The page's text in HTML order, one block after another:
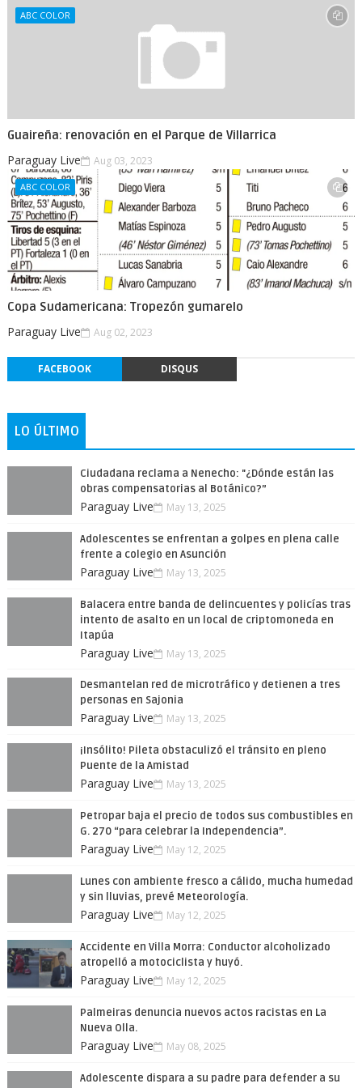
ABC COLOR
Guaireña: renovación en el Parque de Villarrica
Paraguay Live Aug 03, 2023
ABC COLOR
Copa Sudamericana: Tropezón gumarelo
Paraguay Live Aug 02, 2023
FACEBOOK DISQUS
LO ÚLTIMO
Ciudadana reclama a Nenecho: "¿Dónde están las
obras compensatorias al Botánico?”
Paraguay Live May 13, 2025
Adolescentes se enfrentan a golpes en plena calle
frente a colegio en Asunción
Paraguay Live May 13, 2025
Balacera entre banda de delincuentes y policías tras
intento de asalto en un local de criptomoneda en
Itapúa
Paraguay Live May 13, 2025
Desmantelan red de microtráfico y detienen a tres
personas en Sajonia
Paraguay Live May 13, 2025
¡Insólito! Pileta obstaculizó el tránsito en pleno
Puente de la Amistad
Paraguay Live May 13, 2025
Petropar baja el precio de todos sus combustibles en
G. 270 “para celebrar la Independencia”.
Paraguay Live May 12, 2025
Lunes con ambiente fresco a cálido, mucha humedad
y sin lluvias, prevé Meteorología.
Paraguay Live May 12, 2025
Accidente en Villa Morra: Conductor alcoholizado
atropelló a motociclista y huyó.
Paraguay Live May 12, 2025
Palmeiras denuncia nuevos actos racistas en La
Nueva Olla.
Paraguay Live May 08, 2025
Adolescente dispara a su padre para defender a su